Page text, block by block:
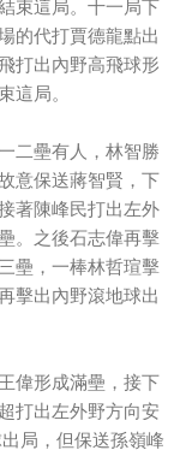
束這局。十一局下
的代打賈德龍點出
打出內野高飛球形
這局。
二壘有人，林智勝
意保送蔣智賢，下
著陳峰民打出左外
。之後石志偉再擊
壘，一棒林哲瑄擊
擊出內野滾地球出
偉形成滿壘，接下
打出左外野方向安
局，但保送孫嶺峰